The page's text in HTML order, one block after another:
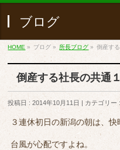
ブログ
HOME » ブログ » 所長ブログ » 倒産す
倒産する社長の共通
投稿日 : 2014年10月11日 カテゴリー :
３連休初日の新潟の朝は、快
台風が心配ですよね。